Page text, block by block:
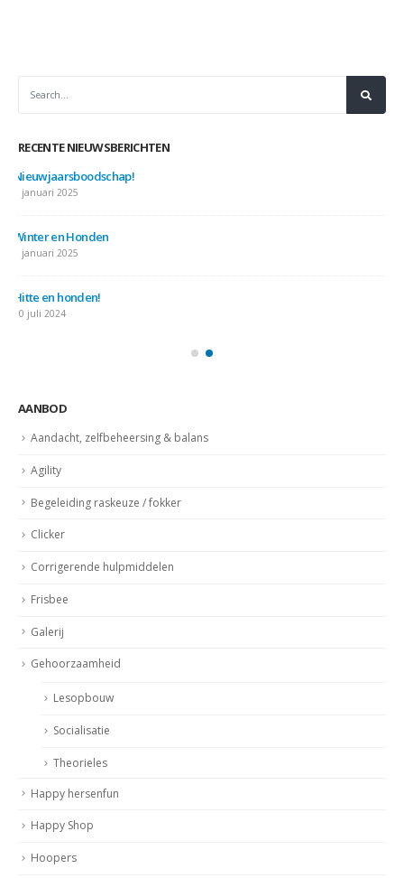
RECENTE NIEUWSBERICHTEN
Nieuwjaarsboodschap!
7 januari 2025
Winter en Honden
7 januari 2025
Hitte en honden!
10 juli 2024
AANBOD
Aandacht, zelfbeheersing & balans
Agility
Begeleiding raskeuze / fokker
Clicker
Corrigerende hulpmiddelen
Frisbee
Galerij
Gehoorzaamheid
Lesopbouw
Socialisatie
Theorieles
Happy hersenfun
Happy Shop
Hoopers